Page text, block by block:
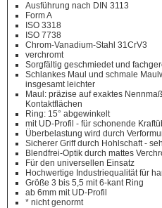
Ausführung nach DIN 3113
Form A
ISO 3318
ISO 7738
Chrom-Vanadium-Stahl 31CrV3
verchromt
Sorgfältig geschmiedet und
Schlankes Maul und schmale
insgesamt leichter
Maul: präzise auf exaktes
Kontaktflächen
Ring: 15° abgewinkelt
mit UD-Profil - für schonende
Überbelastung wird durch
Sicherer Griff durch Hohlschaft -
Blendfrei-Optik durch mattes
Für den universellen Einsatz
Hochwertige Industriequalität für
Größe 3 bis 5,5 mit 6-kant Ring
ab 6mm mit UD-Profil
* nicht genormt